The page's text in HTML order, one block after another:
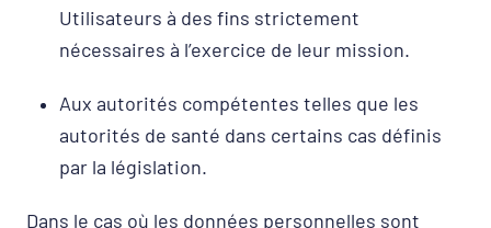
Utilisateurs à des fins strictement
nécessaires à l’exercice de leur mission.
Aux autorités compétentes telles que les
autorités de santé dans certains cas définis
par la législation.
Dans le cas où les données personnelles sont